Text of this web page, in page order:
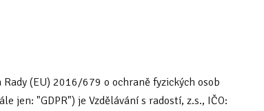
(EU) 2016/679 o ochraně fyzických osob
jen: "GDPR") je Vzdělávání s radostí, z.s., IČO: